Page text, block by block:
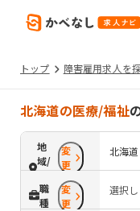
トップ 障害雇用求人を
北海道の医療/福祉
地
域/
路
線
変
更
北海道
職
種
変
更
選択